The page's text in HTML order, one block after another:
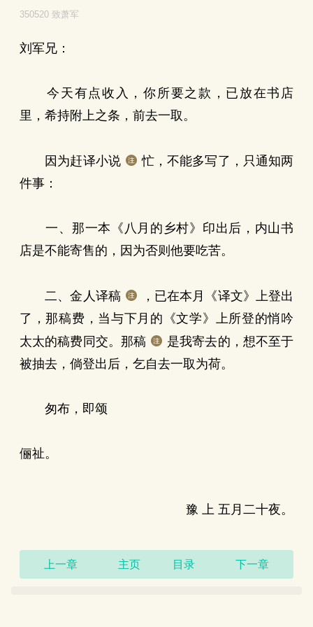
350520 致萧军
刘军兄：
今天有点收入，你所要之款，已放在书店
里，希持附上之条，前去一取。
因为赶译小说
忙，不能多写了，只通知两
件事：
一、那一本《八月的乡村》印出后，内山书
店是不能寄售的，因为否则他要吃苦。
二、金人译稿
，已在本月《译文》上登出
了，那稿费，当与下月的《文学》上所登的悄吟
太太的稿费同交。那稿
是我寄去的，想不至于
被抽去，倘登出后，乞自去一取为荷。
匆布，即颂
俪祉。
豫 上 五月二十夜。
上一章 主页 目录 下一章